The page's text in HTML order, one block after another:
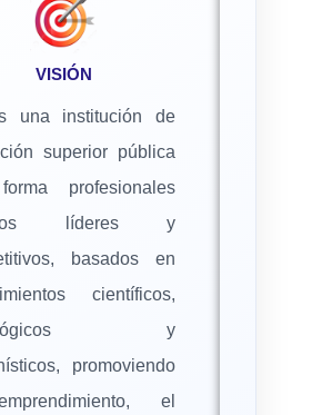
VISIÓN
una institución de
superior pública
profesionales
líderes y
basados en
científicos,
y
promoviendo
el